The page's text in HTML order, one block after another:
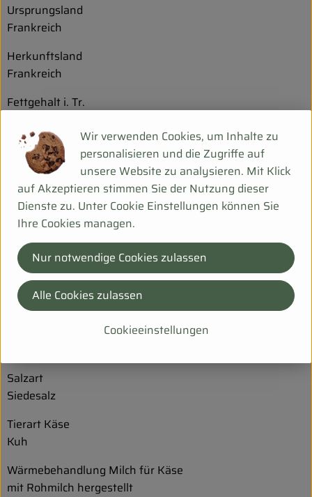
Ursprungsland
Frankreich
Herkunftsland
Frankreich
Fettgehalt i. Tr.
Gesamtfettanteil / Fett absolut
31 %
Labart
Kälberlab
Reifezeit
6 Monat(e)
Reifezeit in Tagen
180
Salzart
Siedesalz
Tierart Käse
Kuh
Wärmebehandlung Milch für Käse
mit Rohmilch hergestellt
Wir verwenden Cookies, um Inhalte zu
personalisieren und die Zugriffe auf
unsere Website zu analysieren. Mit Klick
auf Akzeptieren stimmen Sie der Nutzung dieser
Dienste zu. Unter Cookie Einstellungen können Sie
Ihre Cookies managen.
Cookieeinstellungen
Nur notwendige Cookies zulassen
Alle Cookies zulassen